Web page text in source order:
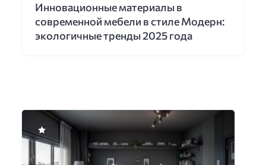
Инновационные материалы в
современной мебели в стиле Модерн:
экологичные тренды 2025 года